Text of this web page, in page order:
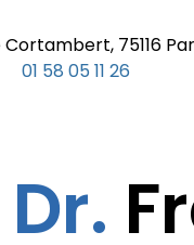
Cortambert, 75116
01 58 05 11 26
Dr.